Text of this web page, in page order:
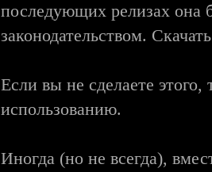
последующих релизах она
законодательством.
Если вы не сделаете
использованию.
Иногда (но не всегда),